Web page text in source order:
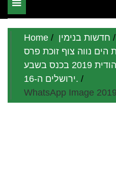
Toggle
navigation
Home
חדשות בנימין
הים נווה צוף זוכת פרס
ירושלים לאמנות יהודית 2019 בכנס בשבע
ירושלים ה-16.
WhatsApp Image